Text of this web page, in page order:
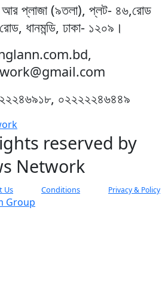
প্লাজা (৯তলা), প্লট- ৪৬,রোড
ধানমন্ডি, ঢাকা- ১২০৯।
০২২২২২৪৬৪৪৯
reserved by
Network
Us Conditions Privacy & Policy
Group